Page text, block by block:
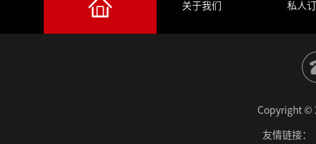
产品展示 关于我们 私人
Copyright ©
友情链接：